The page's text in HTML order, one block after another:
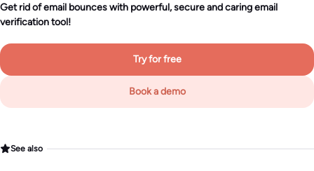
Get rid of email bounces with powerful, secure and caring email
verification tool!
Try for free
Book a demo
See also